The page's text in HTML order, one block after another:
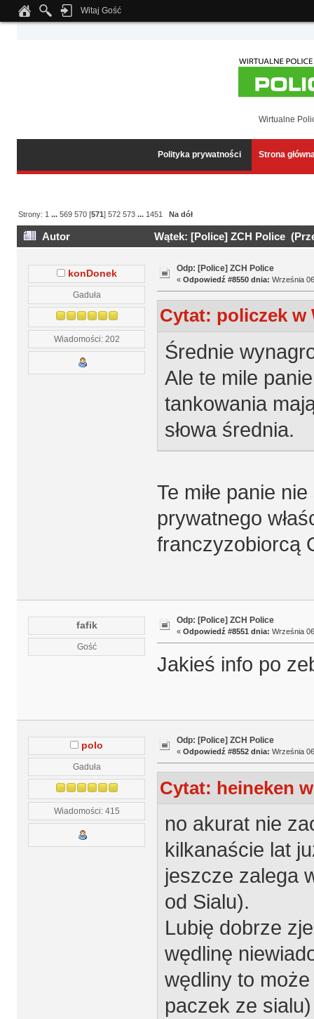
Notice: Undefined index: tapatalk_body_hook in
Witaj Gość
Wirtualne
Polityka prywatności Strona
Strony: 1 ...569 570 [571]572 573 ... 1451 Na dół
Autor Wątek: [Police] ZCH Police
konDonek
Gaduła
Wiadomości: 202
Odp: [Police] ZCH Police
« Odpowiedź #8550 dnia: Września
Cytat: policzek w
Średnie
Ale te mile
tankowania
słowa średnia.
Te miłe panie
prywatnego
franczyzobiorcą
fafik
Gość
Odp: [Police] ZCH Police
« Odpowiedź #8551 dnia: Września
Jakieś info po
polo
Gaduła
Wiadomości: 415
Odp: [Police] ZCH Police
« Odpowiedź #8552 dnia: Września
Cytat: heineken
no akurat nie
kilkanaście lat
jeszcze zalega
od Sialu).
Lubię dobrze
wędlinę
wędliny to może
paczek ze